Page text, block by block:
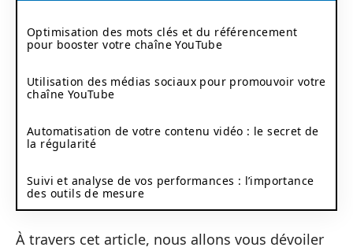
Optimisation des mots clés et du référencement
pour booster votre chaîne YouTube
Utilisation des médias sociaux pour promouvoir votre
chaîne YouTube
Automatisation de votre contenu vidéo : le secret de
la régularité
Suivi et analyse de vos performances : l’importance
des outils de mesure
À travers cet article, nous allons vous dévoiler